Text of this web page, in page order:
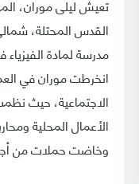
تعيش ليلى موران،
القدس المحتلة،
مدرسة لمادة
انخرطت موران في
الاجتماعية، حيث
الأعمال المحلية
وخاضت حملات من